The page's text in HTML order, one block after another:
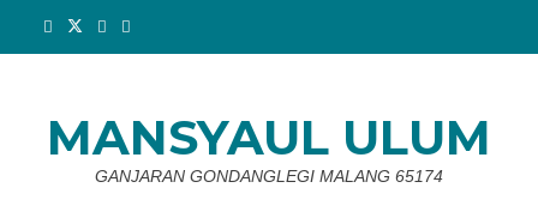
MANSYAUL ULUM
GANJARAN GONDANGLEGI MALANG 65174